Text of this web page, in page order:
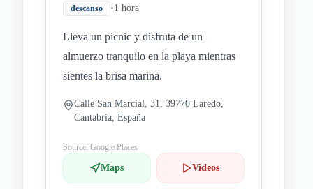
descanso •1 hora
Lleva un picnic y disfruta de un
almuerzo tranquilo en la playa mientras
sientes la brisa marina.
Calle San Marcial, 31, 39770 Laredo,
Cantabria, España
Source: Google Places
Maps Videos